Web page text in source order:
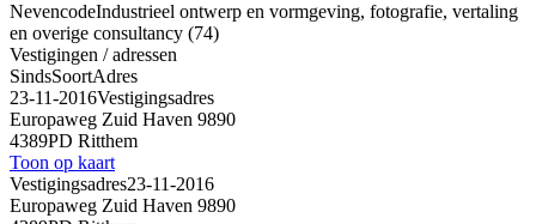
NevencodeIndustrieel ontwerp en vormgeving, fotografie, vertaling
en overige consultancy (74)
Vestigingen / adressen
SindsSoortAdres
23-11-2016Vestigingsadres
Europaweg Zuid Haven 9890
4389PD Ritthem
Toon op kaart
Vestigingsadres23-11-2016
Europaweg Zuid Haven 9890